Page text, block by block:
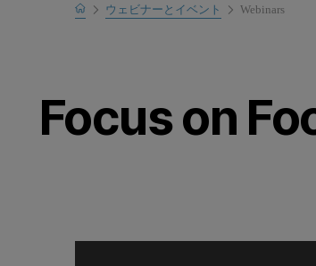
Home
Learn
ウェビナーとイベント Webinars
Focus on